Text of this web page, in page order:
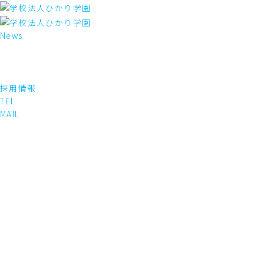
内
容
を
プ
News
採用情報
TEL
MAIL